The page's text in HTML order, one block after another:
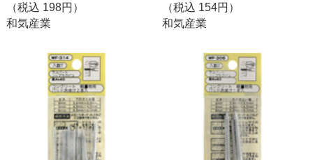
（税込 198円）
和気産業
（税込 154円）
和気産業